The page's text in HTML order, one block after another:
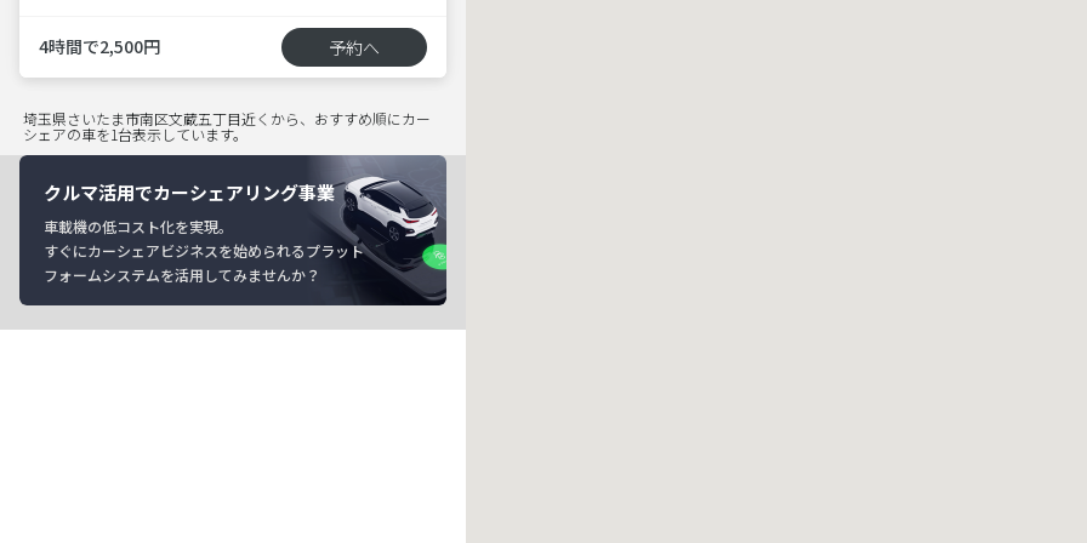
4時間で2,500円 予約へ
埼玉県さいたま市南区文蔵五丁目近くから、おすすめ順にカー
シェアの車を1台表示しています。
クルマ活用でカーシェアリング事業
車載機の低コスト化を実現。
すぐにカーシェアビジネスを始められるプラット
フォームシステムを活用してみませんか？